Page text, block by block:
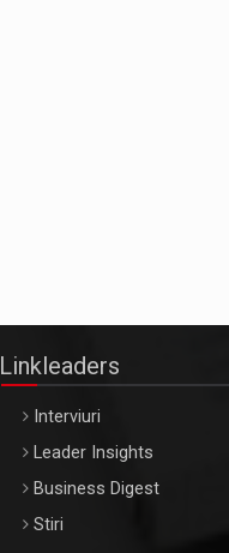
Linkleaders
Interviuri
Leader Insights
Business Digest
Stiri